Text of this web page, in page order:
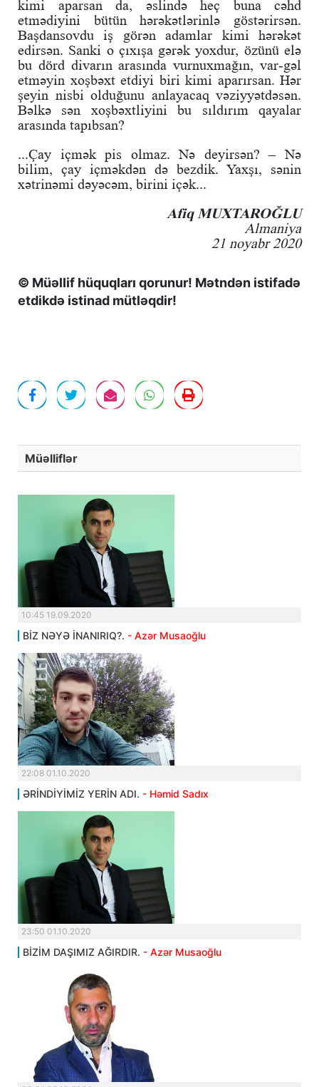
kimi aparsan da, əslində heç buna cəhd
etmədiyini bütün hərəkətlərinlə göstərirsən.
Başdansovdu iş görən adamlar kimi hərəkət
edirsən. Sanki o çıxışa gərək yoxdur, özünü elə
bu dörd divarın arasında vurnuxmağın, var-gəl
etməyin xoşbəxt etdiyi biri kimi aparırsan. Hər
şeyin nisbi olduğunu anlayacaq vəziyyətdəsən.
Bəlkə sən xoşbəxtliyini bu sıldırım qayalar
arasında tapıbsan?
...Çay içmək pis olmaz. Nə deyirsən? – Nə
bilim, çay içməkdən də bezdik. Yaxşı, sənin
xətrinəmi dəyəcəm, birini içək...
Afiq MUXTAROĞLU
Almaniya
21 noyabr 2020
© Müəllif hüquqları qorunur! Mətndən istifadə
etdikdə istinad mütləqdir!
Müəlliflər
10:45 19.09.2020
BİZ NƏYƏ İNANIRIQ?. - Azər Musaoğlu
22:08 01.10.2020
ƏRİNDİYİMİZ YERİN ADI. - Həmid Sadıx
23:50 01.10.2020
BİZİM DAŞIMIZ AĞIRDIR. - Azər Musaoğlu